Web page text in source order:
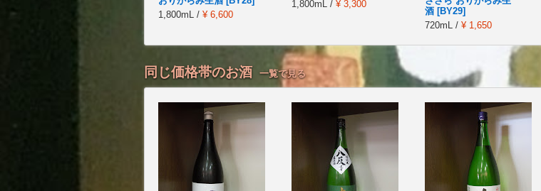
1,800mL / ¥ 6,600
1,800mL / ¥ 3,300
酒 [BY29]
720mL / ¥ 1,650
同じ価格帯のお酒 一覧で見る